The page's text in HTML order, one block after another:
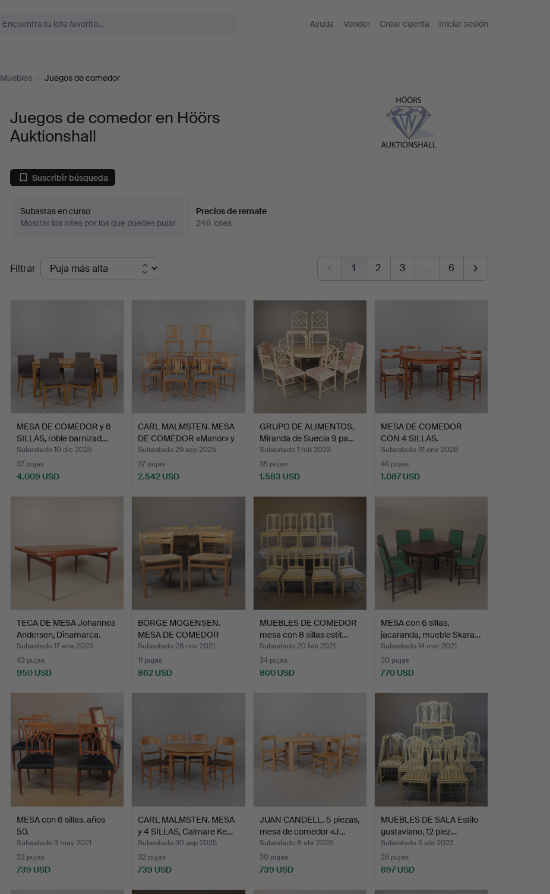
Ayuda Vender Crear cuenta Iniciar sesión
Muebles / Juegos de comedor
Juegos de comedor en Höörs
Auktionshall
Suscribir búsqueda
Subastas en curso
Mostrar los lotes por los que puedes pujar
Precios de remate
246 lotes
Precios
de
Filtrar 1 2 3 … 6
MESA DE COMEDOR y 6
SILLAS, roble barnizad…
Subastado 10 dic 2025
37 pujas
4.009 USD
CARL MALMSTEN. MESA
DE COMEDOR «Manor» y
S…
Subastado 29 sep 2025
37 pujas
2.542 USD
GRUPO DE ALIMENTOS,
Miranda de Suecia 9 pa…
Subastado 1 feb 2023
35 pujas
1.583 USD
MESA DE COMEDOR
CON 4 SILLAS.
Subastado 31 ene 2026
46 pujas
1.087 USD
TECA DE MESA Johannes
Andersen, Dinamarca.
Subastado 17 ene 2025
43 pujas
950 USD
BÖRGE MOGENSEN.
MESA DE COMEDOR
"coctelera…
Subastado 28 nov 2021
11 pujas
862 USD
MUEBLES DE COMEDOR
mesa con 8 sillas estil…
Subastado 20 feb 2021
34 pujas
800 USD
MESA con 6 sillas,
jacaranda, mueble Skara…
Subastado 14 mar 2021
20 pujas
770 USD
MESA con 6 sillas. años
50.
Subastado 3 may 2021
22 pujas
739 USD
CARL MALMSTEN. MESA
y 4 SILLAS, Calmare Ke…
Subastado 30 sep 2025
32 pujas
739 USD
JUAN CANDELL. 5 piezas,
mesa de comedor «J…
Subastado 8 abr 2026
30 pujas
739 USD
MUEBLES DE SALA Estilo
gustaviano, 12 piez…
Subastado 5 abr 2022
26 pujas
697 USD